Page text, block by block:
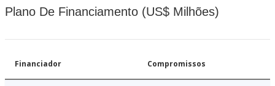
Plano De Financiamento (US$ Milhões)
Financiador Compromissos